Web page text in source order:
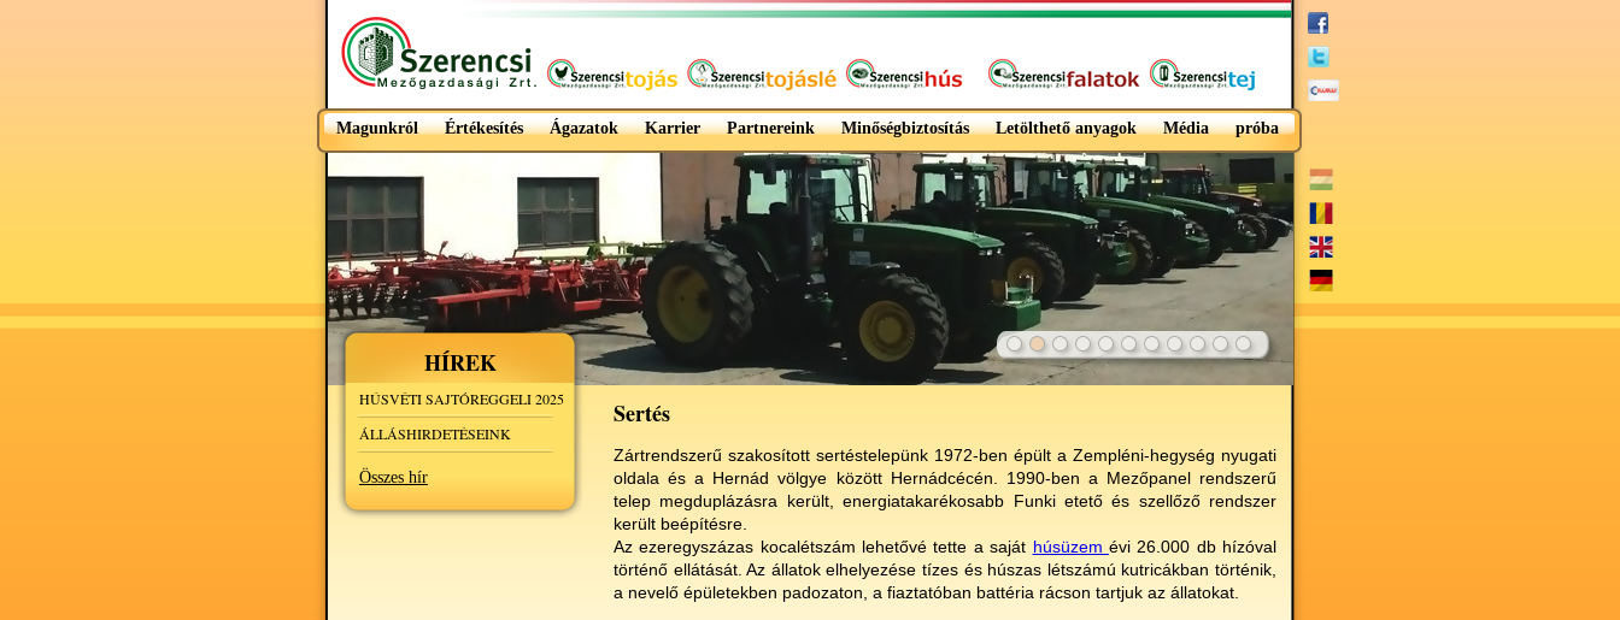
Magunkról Értékesítés Ágazatok Karrier Partnereink Minőségbiztosítás Letölthető anyagok Média próba
HÍREK
HÚSVÉTI SAJTÓREGGELI 2025
ÁLLÁSHIRDETÉSEINK
Összes hír
Sertés
Zártrendszerű szakosított sertéstelepünk 1972-ben épült a Zempléni-hegység nyugati
oldala és a Hernád völgye között Hernádcécén. 1990-ben a Mezőpanel rendszerű
telep megduplázásra került, energiatakarékosabb Funki etető és szellőző rendszer
került beépítésre.
Az ezeregyszázas kocalétszám lehetővé tette a saját húsüzem évi 26.000 db hízóval
történő ellátását. Az állatok elhelyezése tízes és húszas létszámú kutricákban történik,
a nevelő épületekben padozaton, a fiaztatóban battéria rácson tartjuk az állatokat.